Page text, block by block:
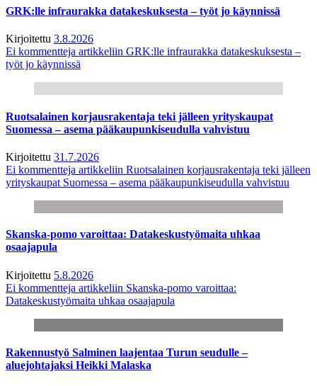
GRK:lle infraurakka datakeskuksesta – työt jo käynnissä
Kirjoitettu 3.8.2026
Ei kommentteja artikkeliin GRK:lle infraurakka datakeskuksesta –
työt jo käynnissä
Ruotsalainen korjausrakentaja teki jälleen yrityskaupat
Suomessa – asema pääkaupunkiseudulla vahvistuu
Kirjoitettu 31.7.2026
Ei kommentteja artikkeliin Ruotsalainen korjausrakentaja teki jälleen
yrityskaupat Suomessa – asema pääkaupunkiseudulla vahvistuu
Skanska-pomo varoittaa: Datakeskustyömaita uhkaa
osaajapula
Kirjoitettu 5.8.2026
Ei kommentteja artikkeliin Skanska-pomo varoittaa:
Datakeskustyömaita uhkaa osaajapula
Rakennustyö Salminen laajentaa Turun seudulle –
aluejohtajaksi Heikki Malaska